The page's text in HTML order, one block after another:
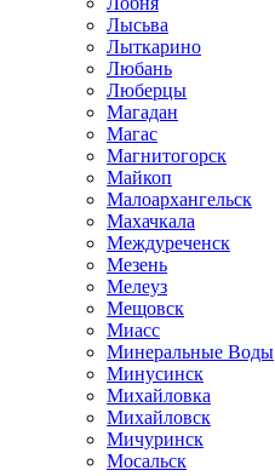
Лысьва
Лыткарино
Любань
Люберцы
Магадан
Магас
Магнитогорск
Майкоп
Малоархангельск
Махачкала
Междуреченск
Мезень
Мелеуз
Мещовск
Миасс
Минеральные Воды
Минусинск
Михайловка
Михайловск
Мичуринск
Мосальск